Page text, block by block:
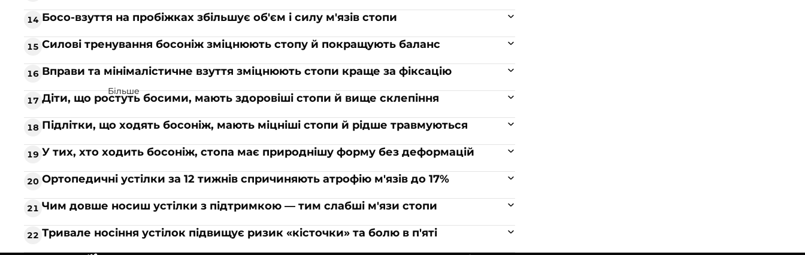
Повернення та обмін
Корисне
Часті запитання
Наукові дослідження
Вправи для стоп
Про БОСІ
Контакти
Співпраця
Більше
14 Босо-взуття на пробіжках збільшує об'єм і силу м'язів стопи
15 Силові тренування босоніж зміцнюють стопу й покращують баланс
16 Вправи та мінімалістичне взуття зміцнюють стопи краще за фіксацію
17 Діти, що ростуть босими, мають здоровіші стопи й вище склепіння
18 Підлітки, що ходять босоніж, мають міцніші стопи й рідше травмуються
19 У тих, хто ходить босоніж, стопа має природнішу форму без деформацій
20 Ортопедичні устілки за 12 тижнів спричиняють атрофію м'язів до 17%
21 Чим довше носиш устілки з підтримкою — тим слабші м'язи стопи
22 Тривале носіння устілок підвищує ризик «кісточки» та болю в п'яті